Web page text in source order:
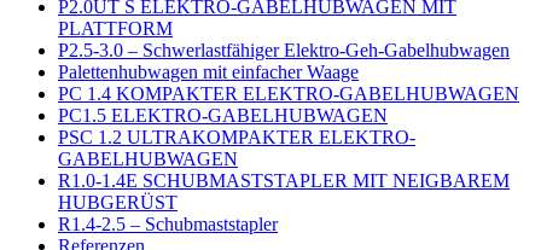
P2.0UT S ELEKTRO-GABELHUBWAGEN MIT
PLATTFORM
P2.5-3.0 – Schwerlastfähiger Elektro-Geh-Gabelhubwagen
Palettenhubwagen mit einfacher Waage
PC 1.4 KOMPAKTER ELEKTRO-GABELHUBWAGEN
PC1.5 ELEKTRO-GABELHUBWAGEN
PSC 1.2 ULTRAKOMPAKTER ELEKTRO-
GABELHUBWAGEN
R1.0-1.4E SCHUBMASTSTAPLER MIT NEIGBAREM
HUBGERÜST
R1.4-2.5 – Schubmaststapler